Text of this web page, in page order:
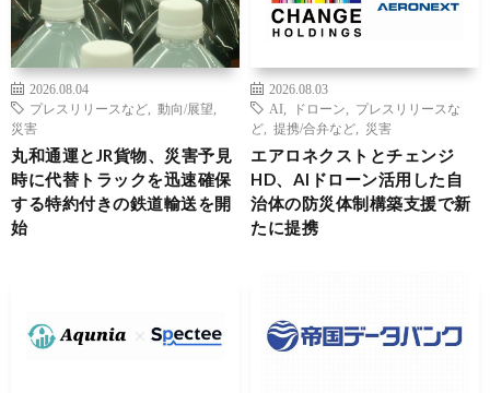
2026.08.04
プレスリリースなど
動向/展望
災害
丸和通運とJR貨物、災害予見
時に代替トラックを迅速確保
する特約付きの鉄道輸送を開
始
2026.08.03
AI
ドローン
プレスリリースな
ど
提携/合弁など 災害
エアロネクストとチェンジ
HD、AIドローン活用した自
治体の防災体制構築支援で新
たに提携